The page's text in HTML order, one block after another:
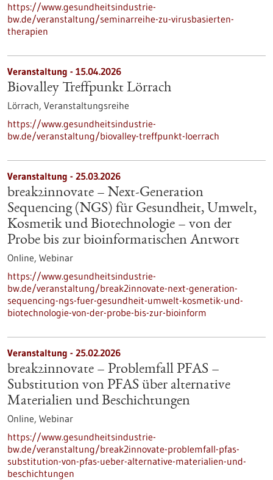
https://www.gesundheitsindustrie-
bw.de/veranstaltung/seminarreihe-zu-virusbasierten-
therapien
Veranstaltung - 15.04.2026
Biovalley Treffpunkt Lörrach
Lörrach, Veranstaltungsreihe
https://www.gesundheitsindustrie-
bw.de/veranstaltung/biovalley-treffpunkt-loerrach
Veranstaltung - 25.03.2026
break2innovate – Next-Generation
Sequencing (NGS) für Gesundheit, Umwelt,
Kosmetik und Biotechnologie – von der
Probe bis zur bioinformatischen Antwort
Online, Webinar
https://www.gesundheitsindustrie-
bw.de/veranstaltung/break2innovate-next-generation-
sequencing-ngs-fuer-gesundheit-umwelt-kosmetik-und-
biotechnologie-von-der-probe-bis-zur-bioinform
Veranstaltung - 25.02.2026
break2innovate – Problemfall PFAS –
Substitution von PFAS über alternative
Materialien und Beschichtungen
Online, Webinar
https://www.gesundheitsindustrie-
bw.de/veranstaltung/break2innovate-problemfall-pfas-
substitution-von-pfas-ueber-alternative-materialien-und-
beschichtungen